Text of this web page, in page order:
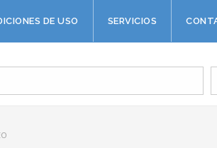
DE USO SERVICIOS